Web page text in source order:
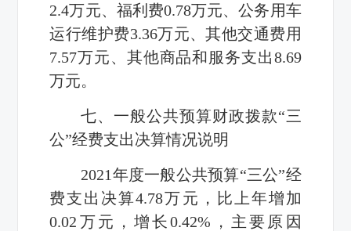
2.4万元、福利费0.78万元、公务用车
运行维护费3.36万元、其他交通费用
7.57万元、其他商品和服务支出8.69
万元。
七、一般公共预算财政拨款“三
公”经费支出决算情况说明
2021年度一般公共预算“三公”经
费支出决算4.78万元，比上年增加
0.02万元，增长0.42%，主要原因